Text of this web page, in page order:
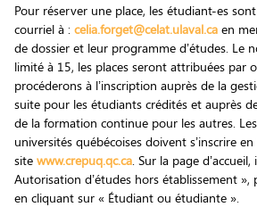
Pour réserver une place, les étudiant-es
courriel à : celia.forget@celat.ulaval.caen
de dossier et leur programme d’études. Le
limité à 15, les places seront attribuées par
procéderons à l’inscription auprès de la
suite pour les étudiants crédités et auprès
de la formation continue pour les autres.
universités québécoises doivent s’inscrire
site www.crepuq.qc.ca. Sur la page
Autorisation d’études hors établissement »,
en cliquant sur « Étudiant ou étudiante ».